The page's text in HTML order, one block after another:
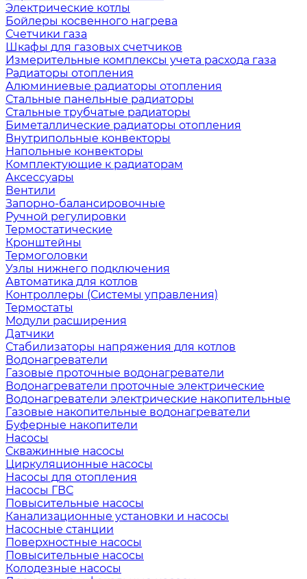
Электрические котлы
Бойлеры косвенного нагрева
Счетчики газа
Шкафы для газовых счетчиков
Измерительные комплексы учета расхода газа
Радиаторы отопления
Алюминиевые радиаторы отопления
Стальные панельные радиаторы
Стальные трубчатые радиаторы
Биметаллические радиаторы отопления
Внутрипольные конвекторы
Напольные конвекторы
Комплектующие к радиаторам
Аксессуары
Вентили
Запорно-балансировочные
Ручной регулировки
Термостатические
Кронштейны
Термоголовки
Узлы нижнего подключения
Автоматика для котлов
Контроллеры (Системы управления)
Термостаты
Модули расширения
Датчики
Стабилизаторы напряжения для котлов
Водонагреватели
Газовые проточные водонагреватели
Водонагреватели проточные электрические
Водонагреватели электрические накопительные
Газовые накопительные водонагреватели
Буферные накопители
Насосы
Скважинные насосы
Циркуляционные насосы
Насосы для отопления
Насосы ГВС
Повысительные насосы
Канализационные установки и насосы
Насосные станции
Поверхностные насосы
Повысительные насосы
Колодезные насосы